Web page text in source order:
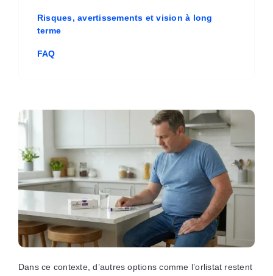
Risques, avertissements et vision à long
terme
FAQ
Dans ce contexte, d’autres options comme l’orlistat restent